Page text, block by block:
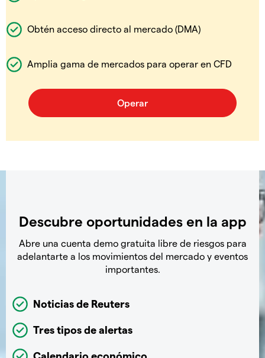
Obtén acceso directo al mercado (DMA)
Amplia gama de mercados para operar en CFD
Descubre oportunidades en la app
Abre una cuenta demo gratuita libre de riesgos para
adelantarte a los movimientos del mercado y eventos
importantes.
Noticias de Reuters
Tres tipos de alertas
Calendario económico